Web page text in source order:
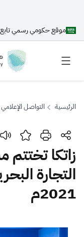
موقع حكومي رسمي تابع
بحث
بحث
الزكاة الجمارك
الرئيسية التواصل الإعلامي
زاتكا
التجارة
2021م